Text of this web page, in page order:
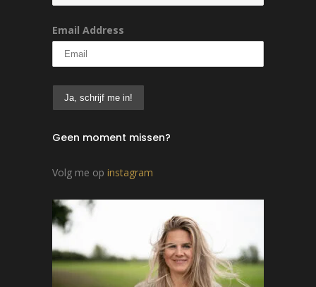
Email Address
Geen moment missen?
Volg me op instagram